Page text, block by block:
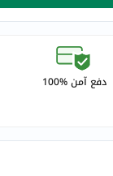
دفع آمن %100